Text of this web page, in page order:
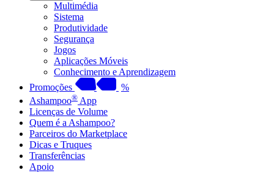
Multimédia
Sistema
Produtividade
Segurança
Jogos
Aplicações Móveis
Conhecimento e Aprendizagem
Promoções
%
Ashampoo® App
Licenças de Volume
Quem é a Ashampoo?
Parceiros do Marketplace
Dicas e Truques
Transferências
Apoio